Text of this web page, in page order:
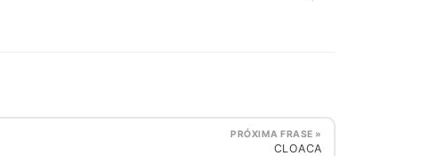
PRÓXIMA FRASE »
CLOACA